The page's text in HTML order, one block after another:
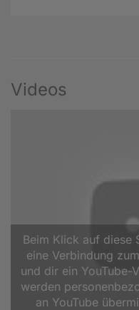
Videos
Beim Klick auf diese
eine Verbindung
und dir ein
werden
an YouTube